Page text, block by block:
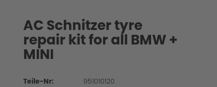
AC Schnitzer tyre
repair kit for all BMW +
MINI
Teile-Nr: 951010120